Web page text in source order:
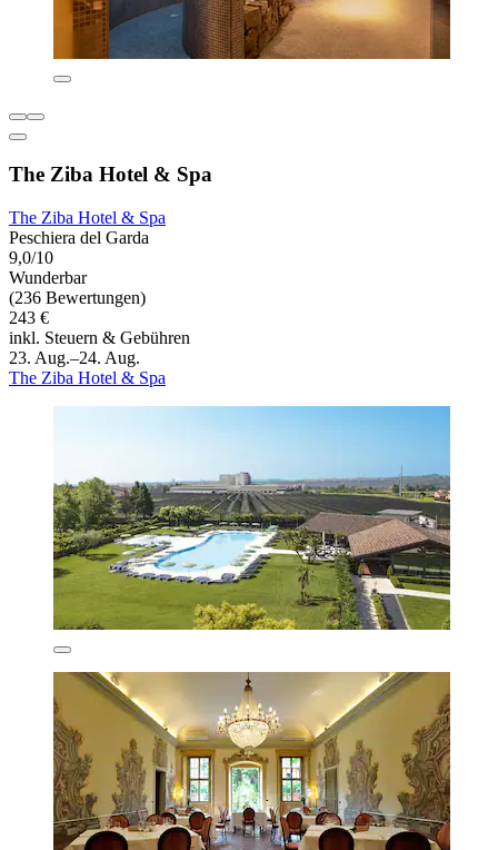
The Ziba Hotel & Spa
The Ziba Hotel & Spa
Peschiera del Garda
9,0/10
Wunderbar
(236 Bewertungen)
243 €
inkl. Steuern & Gebühren
23. Aug.–24. Aug.
The Ziba Hotel & Spa